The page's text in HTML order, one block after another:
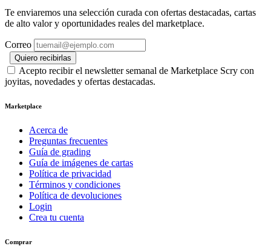
Te enviaremos una selección curada con ofertas destacadas, cartas
de alto valor y oportunidades reales del marketplace.
Correo
Quiero recibirlas
Acepto recibir el newsletter semanal de Marketplace Scry con
joyitas, novedades y ofertas destacadas.
Marketplace
Acerca de
Preguntas frecuentes
Guía de grading
Guía de imágenes de cartas
Política de privacidad
Términos y condiciones
Política de devoluciones
Login
Crea tu cuenta
Comprar